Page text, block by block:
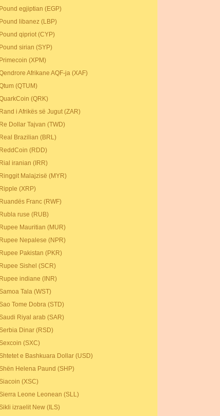
Pound egjiptian (EGP)
Pound libanez (LBP)
Pound qipriot (CYP)
Pound sirian (SYP)
Primecoin (XPM)
Afrikane AQF-ja (XAF)
(QTUM)
(QRK)
Rand i Afrikës së Jugut (ZAR)
Re Dollar Tajvan (TWD)
Real Brazilian (BRL)
ReddCoin (RDD)
Rial iranian (IRR)
Ringgit Malajzisë (MYR)
Ripple (XRP)
Ruandës Franc (RWF)
Rubla ruse (RUB)
Rupee Mauritian (MUR)
Rupee Nepalese (NPR)
Rupee Pakistan (PKR)
Rupee Sishel (SCR)
Rupee indiane (INR)
Samoa Tala (WST)
Sao Tome Dobra (STD)
Saudi Riyal arab (SAR)
Serbia Dinar (RSD)
Sexcoin (SXC)
Shtetet e Bashkuara Dollar (USD)
Shën Helena Paund (SHP)
Siacoin (XSC)
Sierra Leone Leonean (SLL)
Sikli izraelit New (ILS)